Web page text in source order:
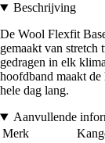
Beschrijving
De Wool Flexfit
gemaakt van
gedragen in elk
hoofdband maakt
hele dag lang.
Aanvullende
Merk